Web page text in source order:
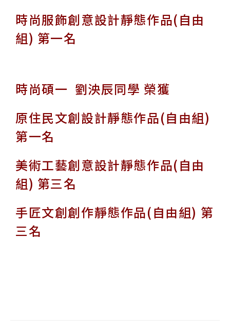
時尚服飾創意設計靜態作品(自由
組) 第一名
時尚碩一 劉泱辰同學 榮獲
原住民文創設計靜態作品(自由組)
第一名
美術工藝創意設計靜態作品(自由
組) 第三名
手匠文創創作靜態作品(自由組) 第
三名